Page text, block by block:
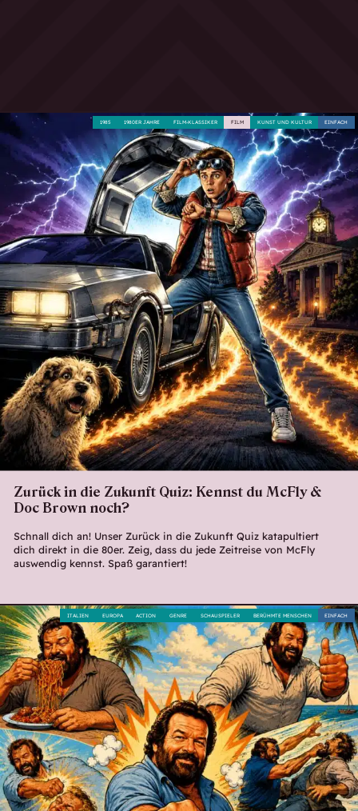
Zurück in die Zukunft Quiz: Kennst du McFly &
Doc Brown noch?
Schnall dich an! Unser Zurück in die Zukunft Quiz katapultiert
dich direkt in die 80er. Zeig, dass du jede Zeitreise von McFly
auswendig kennst. Spaß garantiert!
EINFACH
KUNST UND KULTUR
FILM
FILM-KLASSIKER
1980ER JAHRE
1985
EINFACH
BERÜHMTE MENSCHEN
SCHAUSPIELER
GENRE
ACTION
EUROPA
ITALIEN